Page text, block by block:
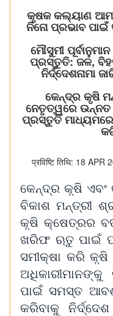
କୃଷକ କଲ୍ୟାଣ ଆମ
ନିନୋ ପ୍ରଭାବ
ମୌସୁମୀ
ପ୍ରସ୍ତୁତି: ଜଳ,
ନିର୍ଦ୍ଦେଶନାମା
କେନ୍ଦ୍ର କୃଷି
ନେତୃତ୍ୱରେ
ପ୍ରସ୍ତୁତି
प्रविष्टि तिथि: 18
କେନ୍ଦ୍ର କୃଷି ଏବଂ
ବିକାଶ ମନ୍ତ୍ରୀ
କୃଷି କ୍ଷେତ୍ରର
ଖରିଫ ଋତୁ ପାଇଁ
ସମୀକ୍ଷା କରି
ପାଇଁ ସମସ୍ତ
କରିବାକୁ